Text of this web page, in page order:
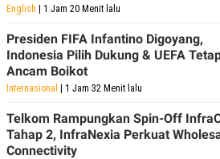
English | 1 Jam 20 Menit lalu
Presiden FIFA Infantino Digoyang,
Indonesia Pilih Dukung & UEFA
Ancam Boikot
Internasional | 1 Jam 32 Menit lalu
Telkom Rampungkan Spin-Off
Tahap 2, InfraNexia Perkuat
Connectivity